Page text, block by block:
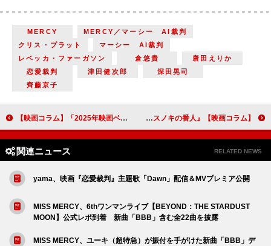
MERCY
MERCY／マーシー AI裁判
クリス・プラット
マーシー AI裁判
レベッカ・ファーガソン
倉悠貴
唐田えりか
恋愛裁判
津田健次郎
深田晃司
齊藤京子
【映画コラム】「2025年映画ベストテン」 【映画コラム】原作はリチャード・バックマン（スティーブン・キング）と東野圭吾『ランニング・マン』『クスノキの番人』
関連ニュース RELATED NEWS
yama、映画『恋愛裁判』主題歌「Dawn」配信＆MVプレミア公開
MISS MERCY、6thワンマンライブ【BEYOND：THE STARDUST
MOON】公式レポ到着 新曲「BBB」含む全22曲を披露
MISS MERCY、ユーキ（超特急）が振付を手がけた新曲「BBB」デ